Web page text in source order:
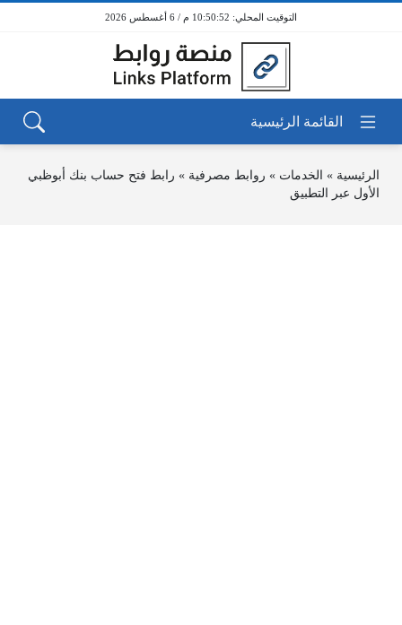
10:50:52 م / 6 أغسطس 2026
الرئيسية » الخدمات » روابط مصرفية » رابط فتح حساب بنك أبوظبي
الأول عبر التطبيق